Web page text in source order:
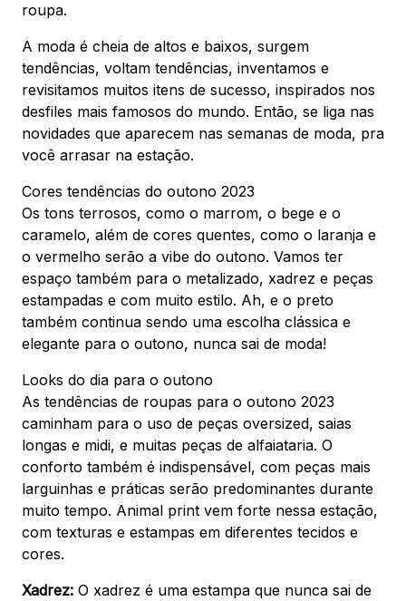
roupa.
A moda é cheia de altos e baixos, surgem
tendências, voltam tendências, inventamos e
revisitamos muitos itens de sucesso, inspirados nos
desfiles mais famosos do mundo. Então, se liga nas
novidades que aparecem nas semanas de moda, pra
você arrasar na estação.
Cores tendências do outono 2023
Os tons terrosos, como o marrom, o bege e o
caramelo, além de cores quentes, como o laranja e
o vermelho serão a vibe do outono. Vamos ter
espaço também para o metalizado, xadrez e peças
estampadas e com muito estilo. Ah, e o preto
também continua sendo uma escolha clássica e
elegante para o outono, nunca sai de moda!
Looks do dia para o outono
As tendências de roupas para o outono 2023
caminham para o uso de peças oversized, saias
longas e midi, e muitas peças de alfaiataria. O
conforto também é indispensável, com peças mais
larguinhas e práticas serão predominantes durante
muito tempo. Animal print vem forte nessa estação,
com texturas e estampas em diferentes tecidos e
cores.
Xadrez: O xadrez é uma estampa que nunca sai de